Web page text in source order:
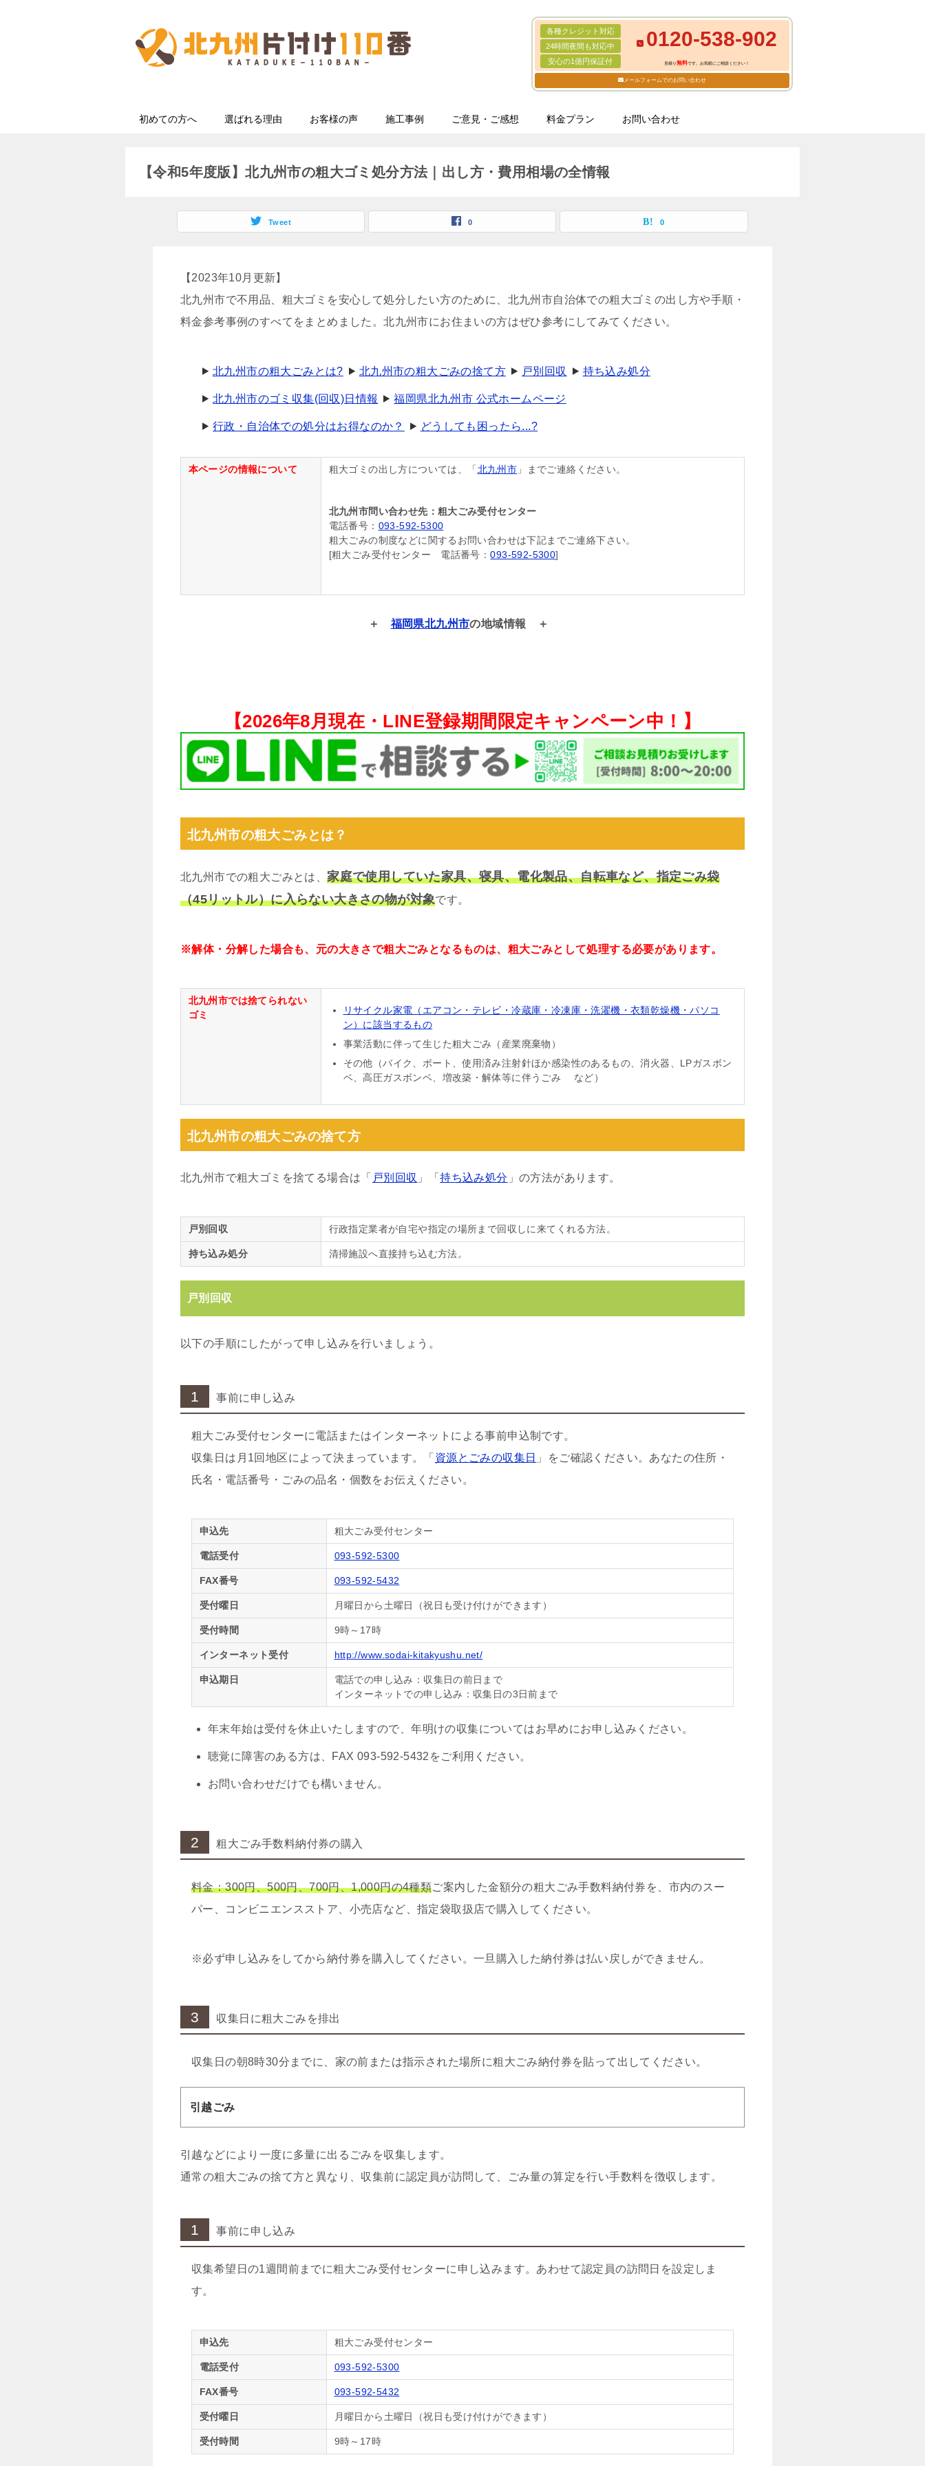
各種クレジット対応
24時間夜間も対応中
安心の1億円保証付
0120-538-902
見積り無料です。お気軽にご相談ください！
メールフォームでのお問い合わせ
初めての方へ 選ばれる理由 お客様の声 施工事例 ご意見・ご感想 料金プラン お問い合わせ
【令和5年度版】北九州市の粗大ゴミ処分方法｜出し方・費用相場の全情報
Tweet 0 0
【2023年10月更新】
北九州市で不用品、粗大ゴミを安心して処分したい方のために、北九州市自治体での粗大ゴミの出し方や手順・
料金参考事例のすべてをまとめました。北九州市にお住まいの方はぜひ参考にしてみてください。
北九州市の粗大ごみとは? 北九州市の粗大ごみの捨て方 戸別回収 持ち込み処分
北九州市のゴミ収集(回収)日情報 福岡県北九州市 公式ホームページ
行政・自治体での処分はお得なのか？ どうしても困ったら...?
本ページの情報について 粗大ゴミの出し方については、「 北九州市 」までご連絡ください。
北九州市問い合わせ先：粗大ごみ受付センター
電話番号： 093-592-5300
粗大ごみの制度などに関するお問い合わせは下記までご連絡下さい。
[粗大ごみ受付センター 電話番号：093-592-5300]
福岡県北九州市の地域情報
【2026年8月現在・ LINE登録期間限定キャンペーン中！】
北九州市の粗大ごみとは？
北九州市での粗大ごみとは、家庭で使用していた家具、寝具、電化製品、自転車など、指定ごみ袋
（45リットル）に入らない大きさの物が対象です。
※解体・分解した場合も、元の大きさで粗大ごみとなるものは、粗大ごみとして処理する必要があります。
北九州市では捨てられない
ゴミ
リサイクル家電（エアコン・テレビ・冷蔵庫・冷凍庫・洗濯機・衣類乾燥機・パソコ
ン）に該当するもの
事業活動に伴って生じた粗大ごみ（産業廃棄物）
その他（バイク、ボート、使用済み注射針ほか感染性のあるもの、消火器、LPガスボン
ベ、高圧ガスボンベ、増改築・解体等に伴うごみ など）
北九州市の粗大ごみの捨て方
北九州市で粗大ゴミを捨てる場合は「 戸別回収 」「持ち込み処分 」の方法があります。
戸別回収 行政指定業者が自宅や指定の場所まで回収しに来てくれる方法。
持ち込み処分 清掃施設へ直接持ち込む方法。
戸別回収
以下の手順にしたがって申し込みを行いましょう。
1 事前に申し込み
粗大ごみ受付センターに電話またはインターネットによる事前申込制です。
収集日は月1回地区によって決まっています。「 資源とごみの収集日 」をご確認ください。あなたの住所・
氏名・電話番号・ごみの品名・個数をお伝えください。
申込先 粗大ごみ受付センター
電話受付 093-592-5300
FAX番号 093-592-5432
受付曜日 月曜日から土曜日（祝日も受け付けができます）
受付時間 9時～17時
インターネット受付 http://www.sodai-kitakyushu.net/
申込期日
電話での申し込み：収集日の前日まで
インターネットでの申し込み：収集日の3日前まで
年末年始は受付を休止いたしますので、年明けの収集についてはお早めにお申し込みください。
聴覚に障害のある方は、FAX 093-592-5432をご利用ください。
お問い合わせだけでも構いません。
2 粗大ごみ手数料納付券の購入
料金：300円、500円、700円、1,000円の4種類ご案内した金額分の粗大ごみ手数料納付券を、市内のスー
パー、コンビニエンスストア、小売店など、指定袋取扱店で購入してください。
※必ず申し込みをしてから納付券を購入してください。一旦購入した納付券は払い戻しができません。
3 収集日に粗大ごみを排出
収集日の朝8時30分までに、家の前または指示された場所に粗大ごみ納付券を貼って出してください。
引越ごみ
引越などにより一度に多量に出るごみを収集します。
通常の粗大ごみの捨て方と異なり、収集前に認定員が訪問して、ごみ量の算定を行い手数料を徴収します。
1 事前に申し込み
収集希望日の1週間前までに粗大ごみ受付センターに申し込みます。あわせて認定員の訪問日を設定しま
す。
申込先 粗大ごみ受付センター
電話受付 093-592-5300
FAX番号 093-592-5432
受付曜日 月曜日から土曜日（祝日も受け付けができます）
受付時間 9時～17時